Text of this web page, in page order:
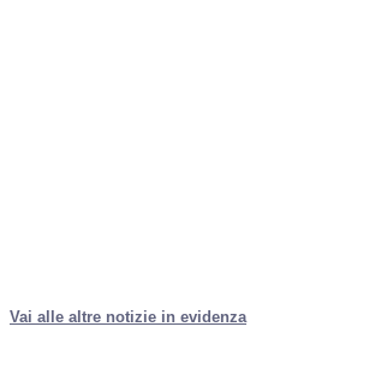
Vai alle altre notizie in evidenza